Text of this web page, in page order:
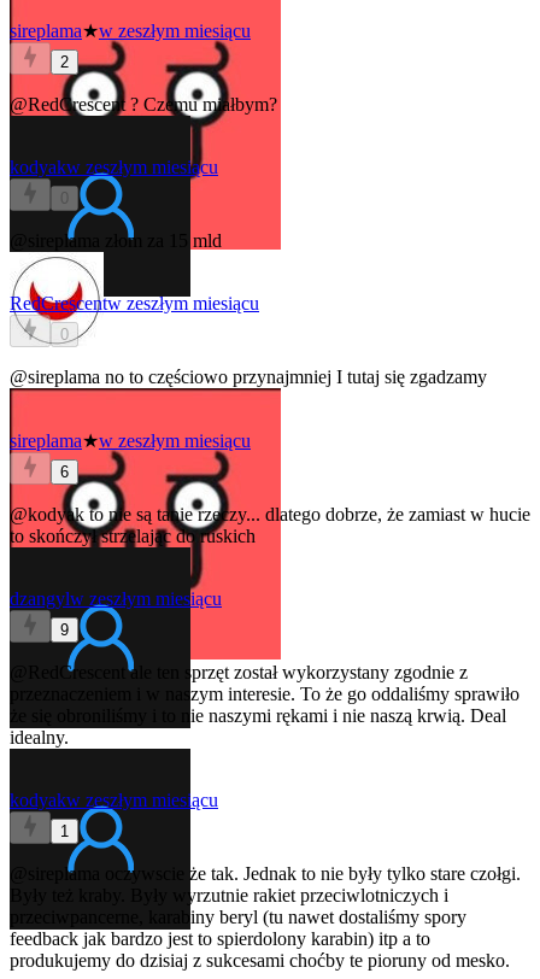
sireplama★w zeszłym miesiącu
2
@RedCrescent? Czemu miałbym?
kodyakw zeszłym miesiącu
0
@sireplama złom za 15 mld
RedCrescentw zeszłym miesiącu
0
@sireplama no to częściowo przynajmniej I tutaj się zgadzamy
sireplama★w zeszłym miesiącu
6
@kodyakto nie są tanie rzeczy... dlatego dobrze, że zamiast w hucie
to skończył strzelając do ruskich
dzangylw zeszłym miesiącu
9
@RedCrescent
ale ten sprzęt został wykorzystany zgodnie z
przeznaczeniem i w naszym interesie. To że go oddaliśmy sprawiło
że się obroniliśmy i to nie naszymi rękami i nie naszą krwią. Deal
idealny.
kodyakw zeszłym miesiącu
1
@sireplama
oczywscie że tak. Jednak to nie były tylko stare czołgi.
Były też kraby. Były wyrzutnie rakiet przeciwlotniczych i
przeciwpancerne, karabiny beryl (tu nawet dostaliśmy spory
feedback jak bardzo jest to spierdolony karabin) itp a to
produkujemy do dzisiaj z sukcesami choćby te pioruny od mesko.